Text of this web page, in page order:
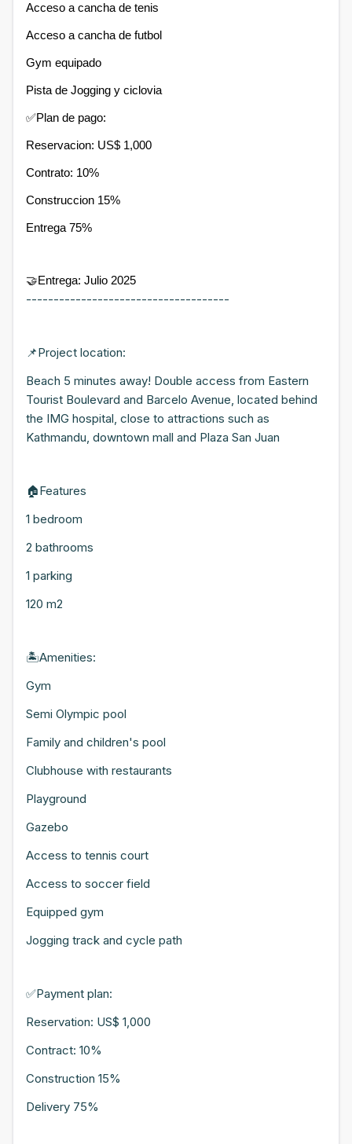
Acceso a cancha de tenis
Acceso a cancha de futbol
Gym equipado
Pista de Jogging y ciclovia
✅Plan de pago:
Reservacion: US$ 1,000
Contrato: 10%
Construccion 15%
Entrega 75%
🤝Entrega: Julio 2025
-------------------------------------
📌Project location:
Beach 5 minutes away! Double access from Eastern
Tourist Boulevard and Barcelo Avenue, located behind
the IMG hospital, close to attractions such as
Kathmandu, downtown mall and Plaza San Juan
🏠Features
1 bedroom
2 bathrooms
1 parking
120 m2
🏝Amenities:
Gym
Semi Olympic pool
Family and children's pool
Clubhouse with restaurants
Playground
Gazebo
Access to tennis court
Access to soccer field
Equipped gym
Jogging track and cycle path
✅Payment plan:
Reservation: US$ 1,000
Contract: 10%
Construction 15%
Delivery 75%